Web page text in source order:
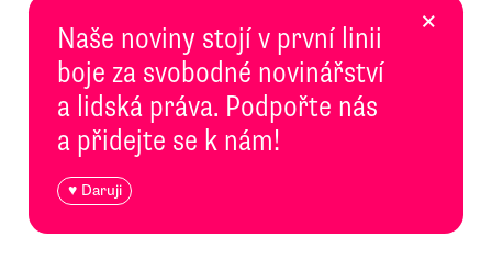
Naše noviny stojí v první linii
boje za svobodné novinářství
a lidská práva. Podpořte nás
a přidejte se k nám!
♥ Daruji
×